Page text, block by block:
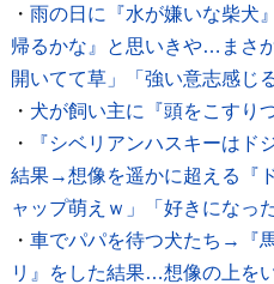
・ 雨の日に『水が嫌いな柴犬
帰るかな』と思いきや…まさ
開いてて草」「強い意志感じる
・ 犬が飼い主に『頭をこすり
・
『シベリアンハスキーはド
結果→想像を遥かに超える『
ャップ萌えｗ」「好きになった
・ 車でパパを待つ犬たち→『
リ』をした結果…想像の上を